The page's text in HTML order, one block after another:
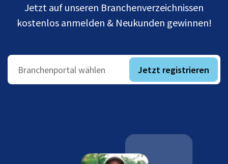
Jetzt auf unseren Branchenverzeichnissen
kostenlos anmelden & Neukunden gewinnen!
Branchenportal wählen Jetzt registrieren